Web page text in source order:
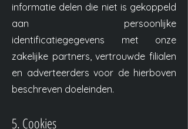
informatie delen die niet is gekoppeld
aan persoonlijke
identificatiegegevens met onze
zakelijke partners, vertrouwde filialen
en adverteerders voor de hierboven
beschreven doeleinden.
5. Cookies